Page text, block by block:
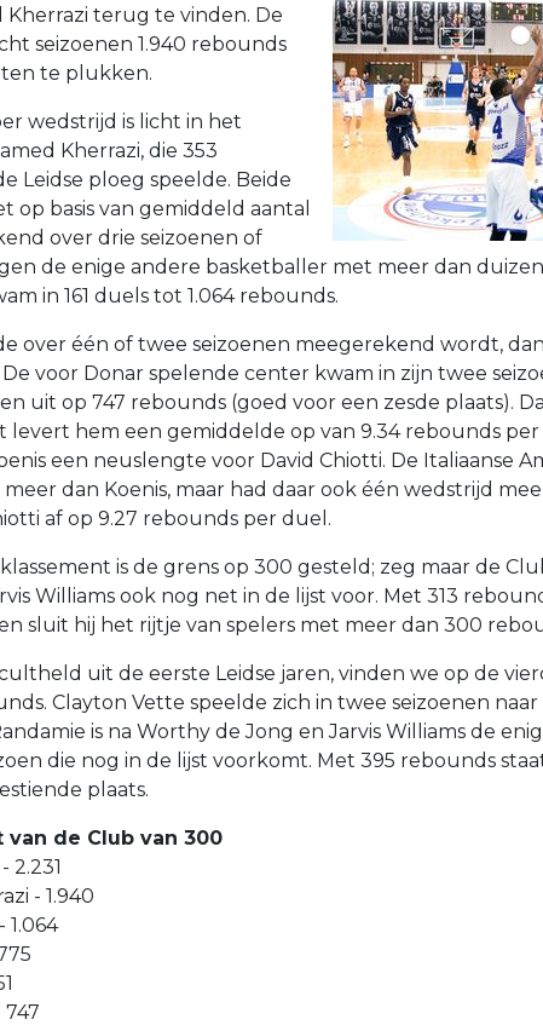
Kherrazi terug te vinden. De
seizoenen 1.940 rebounds
te plukken.
wedstrijd is licht in het
Kherrazi, die 353
Leidse ploeg speelde. Beide
op basis van gemiddeld aantal
over drie seizoenen of
de enige andere basketballer met meer dan
in 161 duels tot 1.064 rebounds.
over één of twee seizoenen meegerekend wordt,
De voor Donar spelende center kwam in zijn twee
uit op 747 rebounds (goed voor een zesde plaats).
levert hem een gemiddelde op van 9.34 rebounds per
een neuslengte voor David Chiotti. De Italiaanse
dan Koenis, maar had daar ook één wedstrijd
af op 9.27 rebounds per duel.
is de grens op 300 gesteld; zeg maar de
Williams ook nog net in de lijst voor. Met 313
sluit hij het rijtje van spelers met meer dan 300
uit de eerste Leidse jaren, vinden we op de
Clayton Vette speelde zich in twee seizoenen
is na Worthy de Jong en Jarvis Williams de
die nog in de lijst voorkomt. Met 395 rebounds
plaats.
de Club van 300
2.231
- 1.940
1.064
747